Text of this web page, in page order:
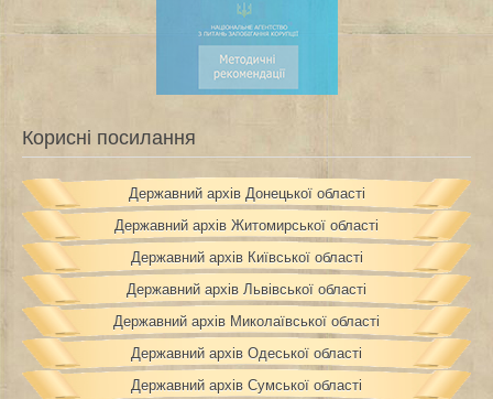
Корисні посилання
Державний архів Донецької області
Державний архів Житомирської області
Державний архів Київської області
Державний архів Львівської області
Державний архів Миколаївської області
Державний архів Одеської області
Державний архів Сумської області